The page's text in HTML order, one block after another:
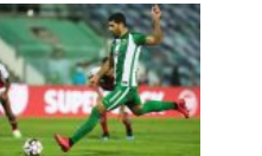
01 جولای 2020
با نتانیاهو:
باید ادامه یابد
سرلشکر موسوی